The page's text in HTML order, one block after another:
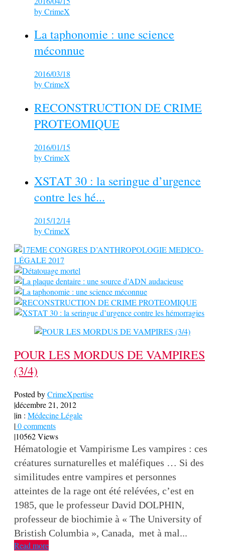
byCrimeX
La taphonomie : une science
méconnue
2016/03/18
byCrimeX
RECONSTRUCTION DE CRIME
PROTEOMIQUE
2016/01/15
byCrimeX
XSTAT 30 : la seringue d’urgence
contre les hé...
2015/12/14
byCrimeX
POUR LES MORDUS DE VAMPIRES
(3/4)
Posted byCrimeXpertise
|décembre 21, 2012
|in : Médecine Légale
|0 comments
|10562 Views
Hématologie et Vampirisme Les vampires : ces
créatures surnaturelles et maléfiques … Si des
similitudes entre vampires et personnes
atteintes de la rage ont été relévées, c’est en
1985, que le professeur David DOLPHIN,
professeur de biochimie à « The University of
Bristish Columbia », Canada, met à mal...
Read more